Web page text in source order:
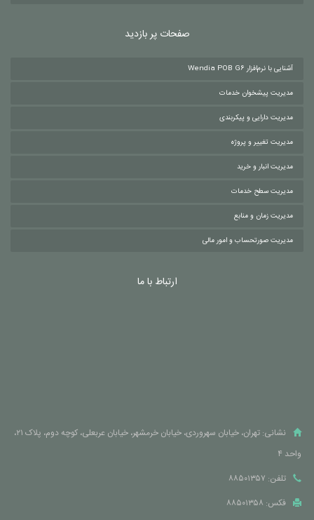
صفحات پر بازدید
آشنایی با نرم‌افزار Wendia POB G6
مدیریت پیشخوان خدمات
مدیریت دارایی و پیکربندی
مدیریت تغییر و پروژه
مدیریت انبار و خرید
مدیریت سطح خدمات
مدیریت زمان و منابع
مدیریت صورتحساب و امور مالی
ارتباط با ما
نشانی: تهران، خیابان سهروردی، خیابان خرمشهر، خیابان عربعلی، کوچه دوم، پلاک ۲۱،
واحد ۴
تلفن: ۸۸۵۰۱۳۵۷
فکس: ۸۸۵۰۱۳۵۸